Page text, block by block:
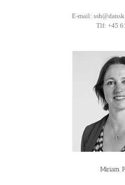
E-mail:
Tlf: +45
Miriam